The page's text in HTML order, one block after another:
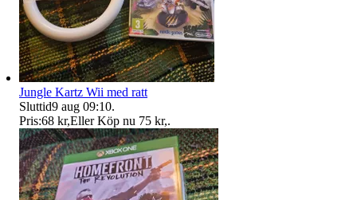
Jungle Kartz Wii med ratt
Sluttid9 aug 09:10.
Pris:68 kr,Eller Köp nu 75 kr,.